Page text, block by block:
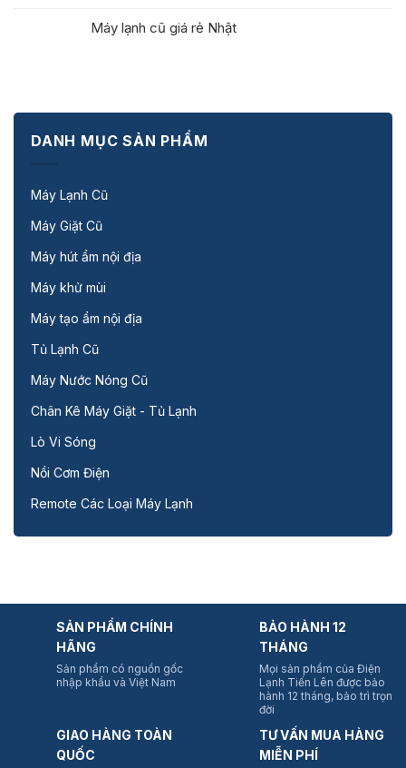
Máy lạnh cũ giá rẻ Nhật
DANH MỤC SẢN PHẨM
Máy Lạnh Cũ
Máy Giặt Cũ
Máy hút ẩm nội địa
Máy khử mùi
Máy tạo ẩm nội địa
Tủ Lạnh Cũ
Máy Nước Nóng Cũ
Chân Kê Máy Giặt - Tủ Lạnh
Lò Vi Sóng
Nồi Cơm Điện
Remote Các Loại Máy Lạnh
SẢN PHẨM CHÍNH
HÃNG
Sản phẩm có nguồn gốc
nhập khẩu và Việt Nam
BẢO HÀNH 12
THÁNG
Mọi sản phẩm của Điện
Lạnh Tiến Lên được bảo
hành 12 tháng, bảo trì trọn
đời
GIAO HÀNG TOÀN
QUỐC
TƯ VẤN MUA HÀNG
MIỄN PHÍ